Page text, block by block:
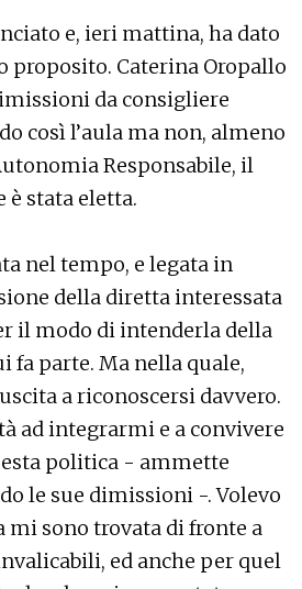
e, ieri mattina, ha dato
proposito. Caterina Oropallo
da consigliere
così l’aula ma non, almeno
Responsabile, il
stata eletta.
nel tempo, e legata in
della diretta interessata
il modo di intenderla della
fa parte. Ma nella quale,
a riconoscersi davvero.
ad integrarmi e a convivere
politica - ammette
le sue dimissioni -. Volevo
mi sono trovata di fronte a
ed anche per quel